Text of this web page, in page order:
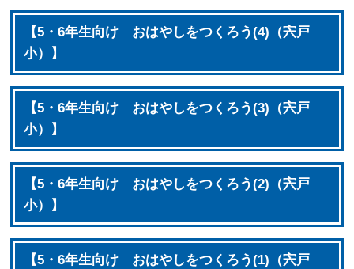
【5・6年生向け おはやしをつくろう(4)（宍戸
小）】
【5・6年生向け おはやしをつくろう(3)（宍戸
小）】
【5・6年生向け おはやしをつくろう(2)（宍戸
小）】
【5・6年生向け おはやしをつくろう(1)（宍戸